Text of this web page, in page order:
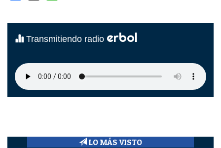
Transmitiendo radio erbol
LO MÁS VISTO